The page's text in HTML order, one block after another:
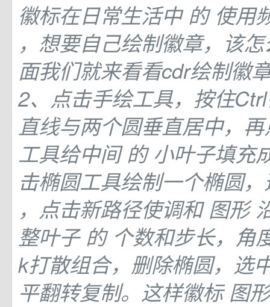
徽标在日常生活中 的 使用
，想要自己绘制徽章，该
面我们就来看看cdr绘制徽
2、点击手绘工具，按住
直线与两个圆垂直居中，
工具给中间的小叶子填充
击椭圆工具绘制一个椭圆
，点击新路径使调和 图形
整叶子 的 个数和步长，角
k打散组合，删除椭圆，选
平翻转复制。这样徽标图